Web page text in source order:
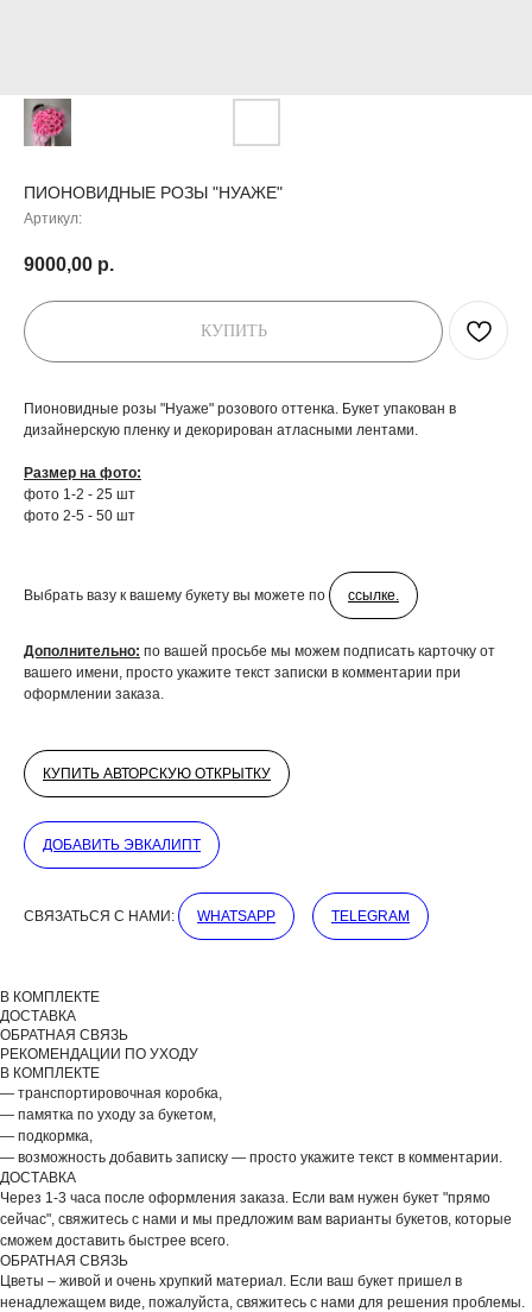
ПИОНОВИДНЫЕ РОЗЫ "НУАЖЕ"
Артикул:
9000,00 р.
КУПИТЬ
Пионовидные розы "Нуаже" розового оттенка. Букет упакован в
дизайнерскую пленку и декорирован атласными лентами.
Размер на фото:
фото 1-2 - 25 шт
фото 2-5 - 50 шт
Выбрать вазу к вашему букету вы можете по ссылке.
Дополнительно: по вашей просьбе мы можем подписать карточку от
вашего имени, просто укажите текст записки в комментарии при
оформлении заказа.
КУПИТЬ АВТОРСКУЮ ОТКРЫТКУ
ДОБАВИТЬ ЭВКАЛИПТ
СВЯЗАТЬСЯ С НАМИ: WHATSAPP TELEGRAM
В КОМПЛЕКТЕ
ДОСТАВКА
ОБРАТНАЯ СВЯЗЬ
РЕКОМЕНДАЦИИ ПО УХОДУ
В КОМПЛЕКТЕ
— транспортировочная коробка,
— памятка по уходу за букетом,
— подкормка,
— возможность добавить записку — просто укажите текст в комментарии.
ДОСТАВКА
Через 1-3 часа после оформления заказа. Если вам нужен букет "прямо
сейчас", свяжитесь с нами и мы предложим вам варианты букетов, которые
сможем доставить быстрее всего.
ОБРАТНАЯ СВЯЗЬ
Цветы – живой и очень хрупкий материал. Если ваш букет пришел в
ненадлежащем виде, пожалуйста, свяжитесь с нами для решения проблемы.
ДОБАВЬТЕ ПОДАРОК
ВЫБЕРИТЕ ВАЗУ